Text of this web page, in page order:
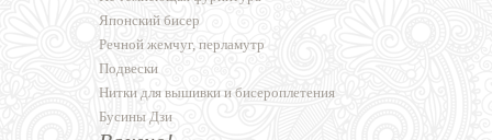
Японский бисер
Речной жемчуг, перламутр
Подвески
Нитки для вышивки и бисероплетения
Бусины Дзи